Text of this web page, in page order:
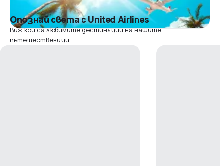
Опознай света с United Airlines
Виж кои са любимите дестинации на нашите
пътешественици